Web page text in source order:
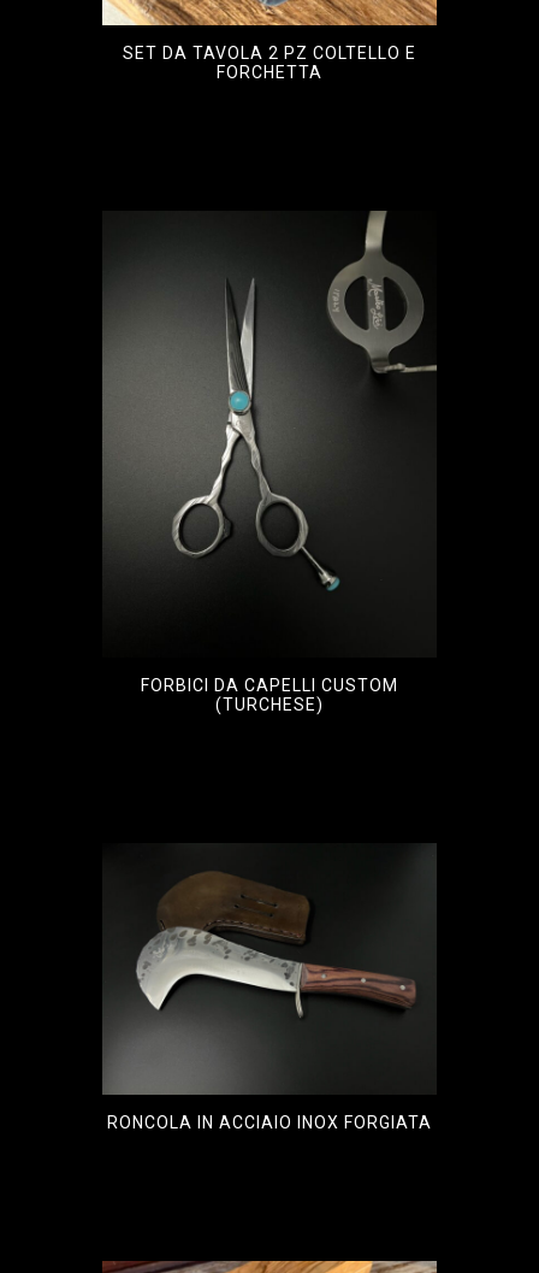
SET DA TAVOLA 2 PZ COLTELLO E
FORCHETTA
FORBICI DA CAPELLI CUSTOM
(TURCHESE)
RONCOLA IN ACCIAIO INOX FORGIATA